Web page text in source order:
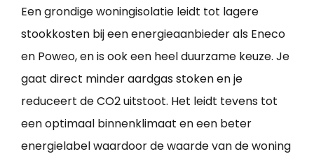
Een grondige woningisolatie leidt tot lagere
stookkosten bij een energieaanbieder als Eneco
en Poweo, en is ook een heel duurzame keuze. Je
gaat direct minder aardgas stoken en je
reduceert de CO2 uitstoot. Het leidt tevens tot
een optimaal binnenklimaat en een beter
energielabel waardoor de waarde van de woning